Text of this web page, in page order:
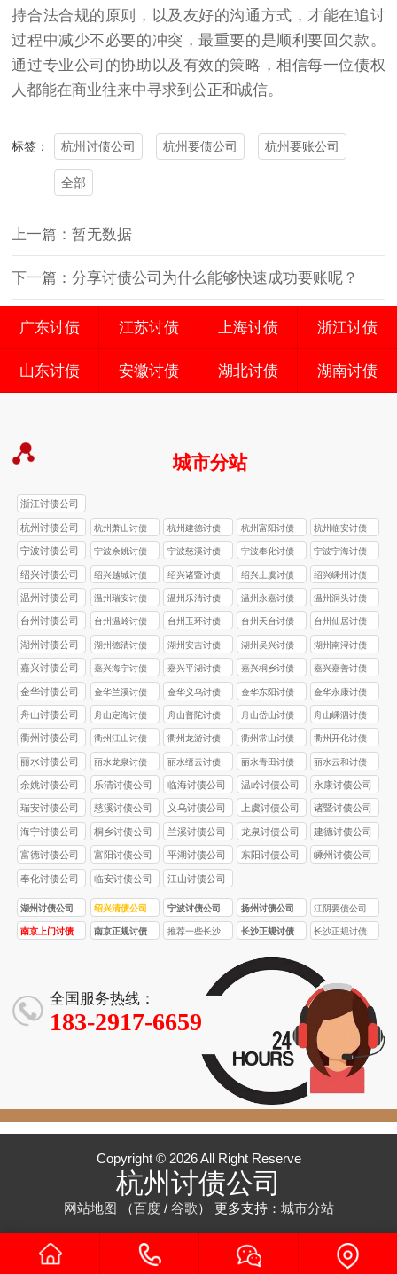
持合法合规的原则，以及友好的沟通方式，才能在追讨
过程中减少不必要的冲突，最重要的是顺利要回欠款。
通过专业公司的协助以及有效的策略，相信每一位债权
人都能在商业往来中寻求到公正和诚信。
标签： 杭州讨债公司 杭州要债公司 杭州要账公司
全部
上一篇：暂无数据
下一篇：分享讨债公司为什么能够快速成功要账呢？
广东讨债 江苏讨债 上海讨债 浙江讨债
山东讨债 安徽讨债 湖北讨债 湖南讨债
城市分站
浙江讨债公司
杭州讨债公司
杭州萧山讨债
公司
杭州建德讨债
公司
杭州富阳讨债
公司
杭州临安讨债
公司
宁波讨债公司
宁波余姚讨债
公司
宁波慈溪讨债
公司
宁波奉化讨债
公司
宁波宁海讨债
公司
绍兴讨债公司
绍兴越城讨债
公司
绍兴诸暨讨债
公司
绍兴上虞讨债
公司
绍兴嵊州讨债
公司
温州讨债公司
温州瑞安讨债
公司
温州乐清讨债
公司
温州永嘉讨债
公司
温州洞头讨债
公司
台州讨债公司
台州温岭讨债
公司
台州玉环讨债
公司
台州天台讨债
公司
台州仙居讨债
公司
湖州讨债公司
湖州德清讨债
公司
湖州安吉讨债
公司
湖州吴兴讨债
公司
湖州南浔讨债
公司
嘉兴讨债公司
嘉兴海宁讨债
公司
嘉兴平湖讨债
公司
嘉兴桐乡讨债
公司
嘉兴嘉善讨债
公司
金华讨债公司
金华兰溪讨债
公司
金华义乌讨债
公司
金华东阳讨债
公司
金华永康讨债
公司
舟山讨债公司
舟山定海讨债
公司
舟山普陀讨债
公司
舟山岱山讨债
公司
舟山嵊泗讨债
公司
衢州讨债公司
衢州江山讨债
公司
衢州龙游讨债
公司
衢州常山讨债
公司
衢州开化讨债
公司
丽水讨债公司
丽水龙泉讨债
公司
丽水缙云讨债
公司
丽水青田讨债
公司
丽水云和讨债
公司
余姚讨债公司 乐清讨债公司 临海讨债公司 温岭讨债公司 永康讨债公司
瑞安讨债公司 慈溪讨债公司 义乌讨债公司 上虞讨债公司 诸暨讨债公司
海宁讨债公司 桐乡讨债公司 兰溪讨债公司 龙泉讨债公司 建德讨债公司
富德讨债公司 富阳讨债公司 平湖讨债公司 东阳讨债公司 嵊州讨债公司
奉化讨债公司 临安讨债公司 江山讨债公司
湖州讨债公司 绍兴清债公司 宁波讨债公司 扬州讨债公司 江阴要债公司
南京上门讨债
南京正规讨债
推荐一些长沙
长沙正规讨债
准受哪些因素
长沙正规讨债
比非正规公司
高多少？
全国服务热线：
183-2917-6659
Copyright © 2026 All Right Reserve
杭州讨债公司
网站地图 （百度/ 谷歌） 更多支持： 城市分站